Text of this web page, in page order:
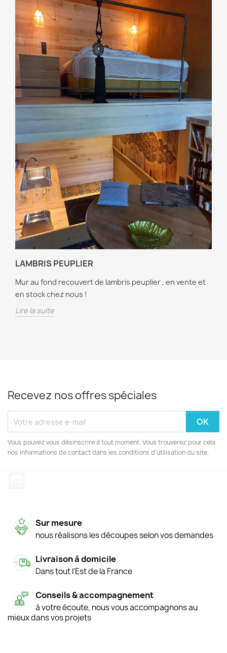
LAMBRIS PEUPLIER
Mur au fond recouvert de lambris peuplier , en vente et
en stock chez nous !
Lire la suite
Recevez nos offres spéciales
Vous pouvez vous désinscrire à tout moment. Vous trouverez pour cela
nos informations de contact dans les conditions d'utilisation du site.
Sur mesure
nous réalisons les découpes selon vos demandes
Livraison à domicile
Dans tout l'Est de la France
Conseils & accompagnement
à votre écoute, nous vous accompagnons au
mieux dans vos projets